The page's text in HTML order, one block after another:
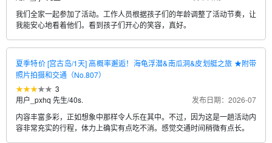
我们全家一起参加了活动。工作人员根据孩子们的年龄调整了活动节奏，让
我能安心地看着他们。看到孩子们开心的笑容，真好。
夏季特价 [宫古岛/1天] 高概率邂逅！海龟浮潜&南瓜洞&皮划艇之旅 ★附带
照片拍摄和交通（No.807）
3
用户_pxhq 先生/40s.
发布日期：2026-07
内容丰富多彩，正如想象中那样令人乐在其中。不过，因为这是一趟活动内
容非常充实的行程，体力上确实有点吃不消。感觉交通时间稍微有点长。